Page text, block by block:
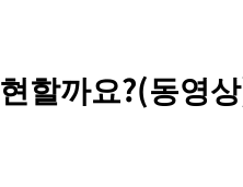
할까요?(동영